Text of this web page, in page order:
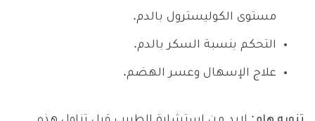
مستوى الكوليسترول بالدم.
التحكم بنسبة السكر بالدم.
علاج الإسهال وعسر الهضم.